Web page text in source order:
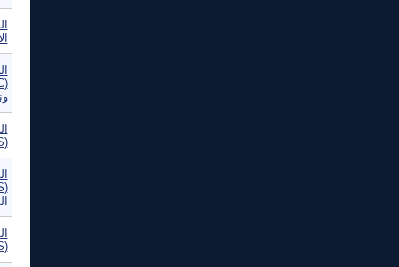
(WSIS) - تعهد تونس
(WSIS) -- إعلان مبادئ جنيف